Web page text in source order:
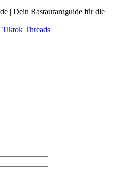
| Dein Rastaurantguide für die
Tiktok Threads